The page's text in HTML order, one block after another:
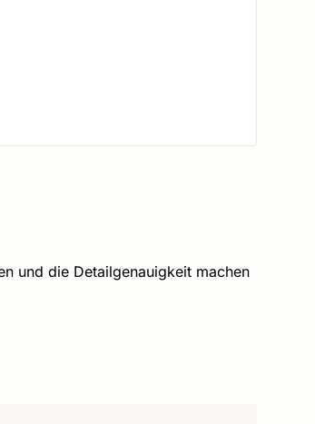
und die Detailgenauigkeit machen